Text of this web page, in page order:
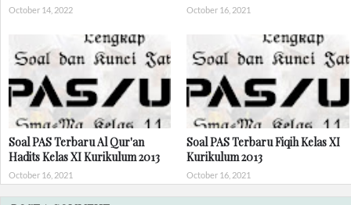
October 14, 2022 October 16, 2021
Soal PAS Terbaru Al Qur'an
Hadits Kelas XI Kurikulum 2013
October 16, 2021
Soal PAS Terbaru Fiqih Kelas XI
Kurikulum 2013
October 16, 2021